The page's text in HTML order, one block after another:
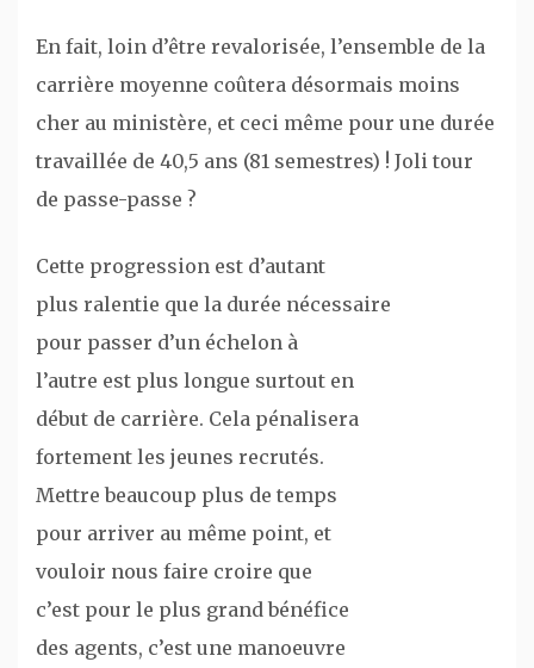
En fait, loin d’être revalorisée, l’ensemble de la
carrière moyenne coûtera désormais moins
cher au ministère, et ceci même pour une durée
travaillée de 40,5 ans (81 semestres) ! Joli tour
de passe-passe ?
Cette progression est d’autant
plus ralentie que la durée nécessaire
pour passer d’un échelon à
l’autre est plus longue surtout en
début de carrière. Cela pénalisera
fortement les jeunes recrutés.
Mettre beaucoup plus de temps
pour arriver au même point, et
vouloir nous faire croire que
c’est pour le plus grand bénéfice
des agents, c’est une manoeuvre